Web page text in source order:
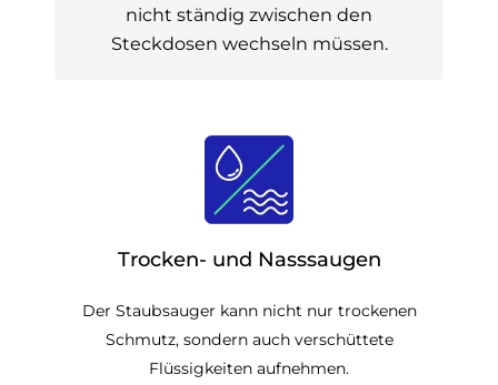
nicht ständig zwischen den
Steckdosen wechseln müssen.
Trocken- und Nasssaugen
Der Staubsauger kann nicht nur trockenen
Schmutz, sondern auch verschüttete
Flüssigkeiten aufnehmen.